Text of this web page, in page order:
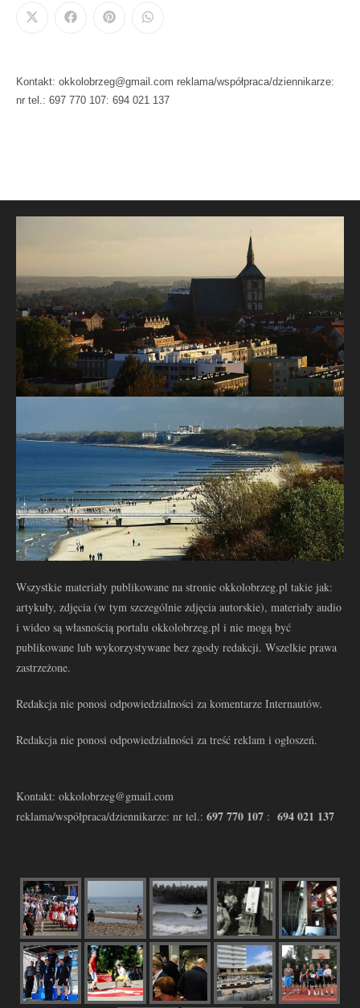
Kontakt: okkolobrzeg@gmail.com reklama/współpraca/dziennikarze:
nr tel.: 697 770 107: 694 021 137
Wszystkie materiały publikowane na stronie okkolobrzeg.pl takie jak:
artykuły, zdjęcia (w tym szczególnie zdjęcia autorskie), materiały audio
i wideo są własnością portalu okkolobrzeg.pl i nie mogą być
publikowane lub wykorzystywane bez zgody redakcji. Wszelkie prawa
zastrzeżone.
Redakcja nie ponosi odpowiedzialności za komentarze Internautów.
Redakcja nie ponosi odpowiedzialności za treść reklam i ogłoszeń.
Kontakt: okkolobrzeg@gmail.com
reklama/współpraca/dziennikarze: nr tel.: 697 770 107 : 694 021 137